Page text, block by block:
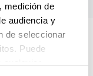
medición de
audiencia y
de seleccionar
Puede